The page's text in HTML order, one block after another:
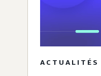
ACTUALITÉS